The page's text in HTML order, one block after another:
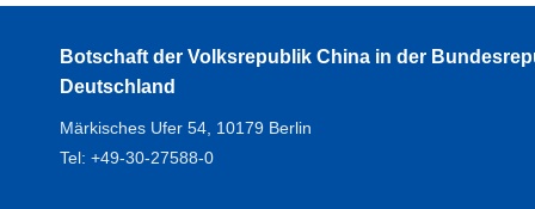
Botschaft der Volksrepublik China in der
Deutschland
Märkisches Ufer 54, 10179 Berlin
Tel: +49-30-27588-0